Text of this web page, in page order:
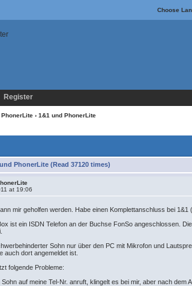
Choose
Register
PhonerLite › 1&1 und PhonerLite
PhonerLite (Read 37120 times)
at 19:06
mir geholfen werden. Habe einen Komplettanschluss bei 1&1
ist ein ISDN Telefon an der Buchse FonSo angeschlossen.
Sohn nur über den PC mit Mikrofon und
auch dort angemeldet ist.
folgende Probleme:
Sohn auf meine Tel-Nr. anruft, klingelt es bei mir, aber nach dem